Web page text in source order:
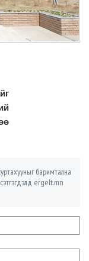
баримтална
ergelt.mn